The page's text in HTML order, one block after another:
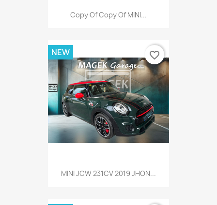
Copy Of Copy Of MINI...
MINI JCW 231CV 2019 JHON...
NEW favorite_border